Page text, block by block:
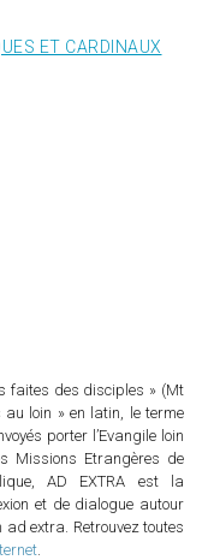
ET CARDINAUX
faites des disciples » (Mt
au loin » en latin, le terme
porter l’Evangile loin
Missions Etrangères de
AD EXTRA est la
et de dialogue autour
extra. Retrouvez toutes
.